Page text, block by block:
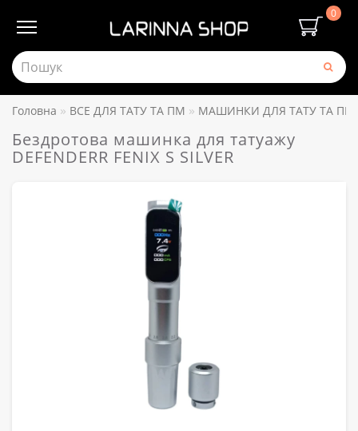
0
Головна ВСЕ ДЛЯ ТАТУ ТА ПМ МАШИНКИ ДЛЯ ТАТУ ТА ПМ
Бездротова машинка для татуажу
DEFENDERR FENIX S SILVER